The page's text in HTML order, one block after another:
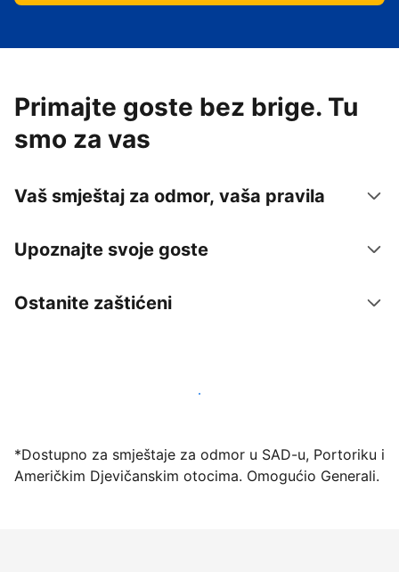
Primajte goste bez brige. Tu
smo za vas
Vaš smještaj za odmor, vaša pravila
Upoznajte svoje goste
Ostanite zaštićeni
*Dostupno za smještaje za odmor u SAD-u, Portoriku i
Američkim Djevičanskim otocima. Omogućio Generali.